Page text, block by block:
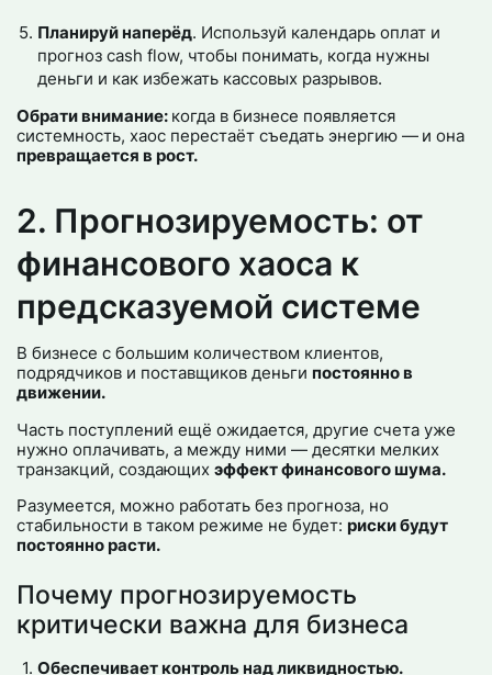
Планируй наперёд. Используй календарь оплат и
прогноз cash flow, чтобы понимать, когда нужны
деньги и как избежать кассовых разрывов.
Обрати внимание: когда в бизнесе появляется
системность, хаос перестаёт съедать энергию — и она
превращается в рост.
2. Прогнозируемость: от
финансового хаоса к
предсказуемой системе
В бизнесе с большим количеством клиентов,
подрядчиков и поставщиков деньги постоянно в
движении.
Часть поступлений ещё ожидается, другие счета уже
нужно оплачивать, а между ними — десятки мелких
транзакций, создающихэффект финансового шума.
Разумеется, можно работать без прогноза, но
стабильности в таком режиме не будет: риски будут
постоянно расти.
Почему прогнозируемость
критически важна для бизнеса
Обеспечивает контроль над ликвидностью.